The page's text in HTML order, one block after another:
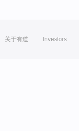
关于有道 Investors